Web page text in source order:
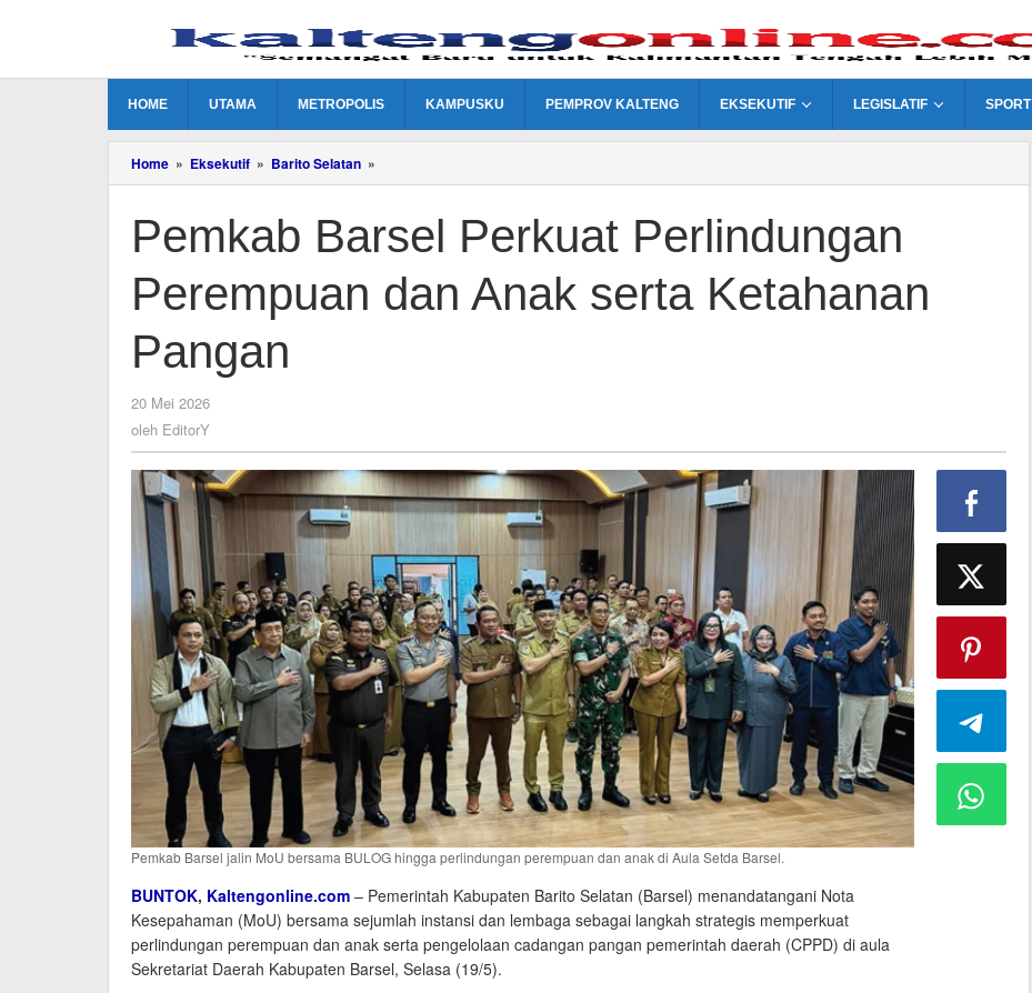
HOME UTAMA METROPOLIS KAMPUSKU PEMPROV KALTENG EKSEKUTIF LEGISLATIF SPORT
Home » Eksekutif » Barito Selatan »
Barsel
Perlindungan
Perempuan
Anak
serta
Pemkab Barsel Perkuat Perlindungan
Perempuan dan Anak serta Ketahanan
Pangan
20 Mei 2026
oleh EditorY
Pemkab Barsel jalin MoU bersama BULOG hingga perlindungan perempuan dan anak di Aula Setda Barsel.
BUNTOK, Kaltengonline.com – Pemerintah Kabupaten Barito Selatan (Barsel) menandatangani Nota
Kesepahaman (MoU) bersama sejumlah instansi dan lembaga sebagai langkah strategis memperkuat
perlindungan perempuan dan anak serta pengelolaan cadangan pangan pemerintah daerah (CPPD) di aula
Sekretariat Daerah Kabupaten Barsel, Selasa (19/5).